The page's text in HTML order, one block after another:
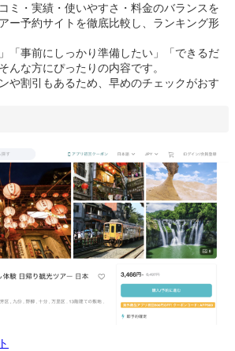
ミ・実績・使いやすさ・料金のバランスを
ー予約サイトを徹底比較し、ランキング形
「事前にしっかり準備したい」「できるだ
んな方にぴったりの内容です。
や割引もあるため、早めのチェックがおす